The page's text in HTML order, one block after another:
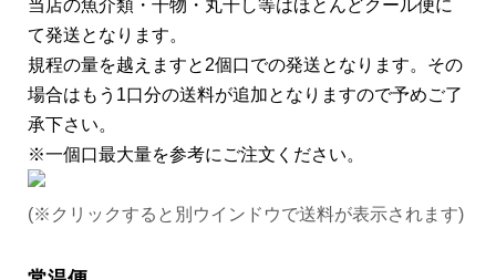
当店の魚介類・干物・丸干し等はほとんどクール便に
て発送となります。
規程の量を越えますと2個口での発送となります。その
場合はもう1口分の送料が追加となりますので予めご了
承下さい。
※一個口最大量を参考にご注文ください。
(※クリックすると別ウインドウで送料が表示されます)